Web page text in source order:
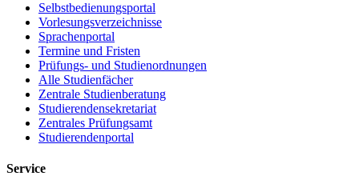
Selbstbedienungsportal
Vorlesungsverzeichnisse
Sprachenportal
Termine und Fristen
Prüfungs- und Studienordnungen
Alle Studienfächer
Zentrale Studienberatung
Studierendensekretariat
Zentrales Prüfungsamt
Studierendenportal
Service